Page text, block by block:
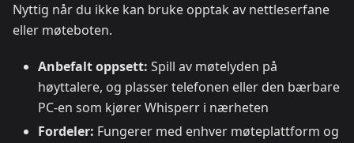
Nyttig når du ikke kan bruke opptak av nettleserfane
eller møteboten.
Anbefalt oppsett: Spill av møtelyden på
høyttalere, og plasser telefonen eller den bærbare
PC-en som kjører Whisperr i nærheten
Fordeler: Fungerer med enhver møteplattform og